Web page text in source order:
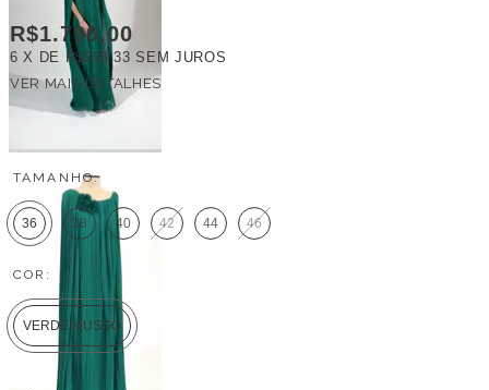
R$1.790,00
6 X DE R$298,33 SEM JUROS
VER MAIS DETALHES
TAMANHO:
36 38 40 42 44 46
COR:
VERDE MUSGO